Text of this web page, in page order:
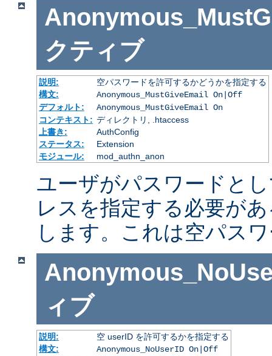
クティブ
説明:
空パスワードを許可するかどうかを指定する
構文:
Anonymous_MustGiveEmail On|Off
デフォルト:
Anonymous_MustGiveEmail On
コンテキスト: ディレクトリ, .htaccess
上書き:
AuthConfig
ステータス:
Extension
モジュール:
mod_authn_anon
ユーザがパスワードと
レスを指定する必要が
します。これは空パス
ィブ
説明:
空 userID を許可するかを指定する
構文:
Anonymous_NoUserID On|Off